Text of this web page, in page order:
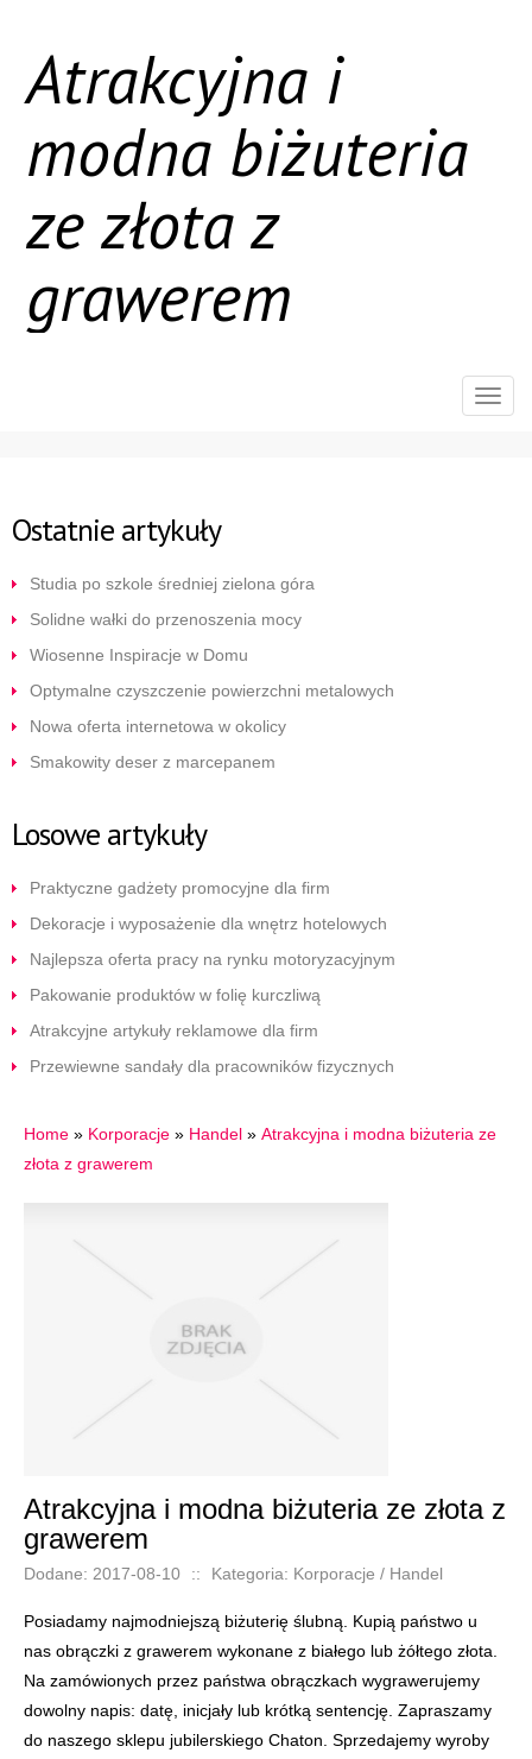
Atrakcyjna i
modna biżuteria
ze złota z
grawerem
Ostatnie artykuły
Studia po szkole średniej zielona góra
Solidne wałki do przenoszenia mocy
Wiosenne Inspiracje w Domu
Optymalne czyszczenie powierzchni metalowych
Nowa oferta internetowa w okolicy
Smakowity deser z marcepanem
Losowe artykuły
Praktyczne gadżety promocyjne dla firm
Dekoracje i wyposażenie dla wnętrz hotelowych
Najlepsza oferta pracy na rynku motoryzacyjnym
Pakowanie produktów w folię kurczliwą
Atrakcyjne artykuły reklamowe dla firm
Przewiewne sandały dla pracowników fizycznych
Home » Korporacje » Handel » Atrakcyjna i modna biżuteria ze
złota z grawerem
Atrakcyjna i modna biżuteria ze złota z
grawerem
Dodane: 2017-08-10 :: Kategoria: Korporacje / Handel
Posiadamy najmodniejszą biżuterię ślubną. Kupią państwo u
nas obrączki z grawerem wykonane z białego lub żółtego złota.
Na zamówionych przez państwa obrączkach wygrawerujemy
dowolny napis: datę, inicjały lub krótką sentencję. Zapraszamy
do naszego sklepu jubilerskiego Chaton. Sprzedajemy wyroby